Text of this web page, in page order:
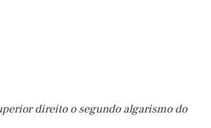
direito o segundo algarismo do